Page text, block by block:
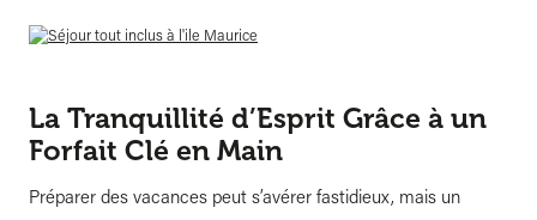
La Tranquillité d’Esprit Grâce à un
Forfait Clé en Main
Préparer des vacances peut s’avérer fastidieux, mais un